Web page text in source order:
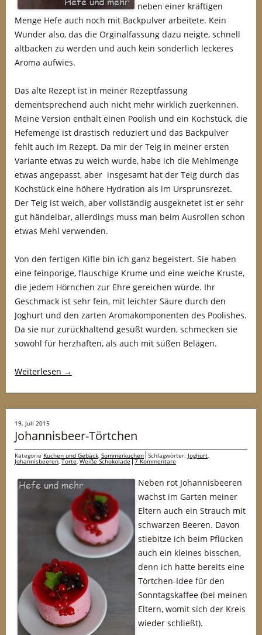
neben einer kräftigen
Menge Hefe auch noch mit Backpulver arbeitete. Kein
Wunder also, das die Orginalfassung dazu neigte, schnell
altbacken zu werden und auch kein sonderlich leckeres
Aroma aufwies.
Das alte Rezept ist in meiner Rezeptfassung
dementsprechend auch nicht mehr wirklich zuerkennen.
Meine Version enthält einen Poolish und ein Kochstück, die
Hefemenge ist drastisch reduziert und das Backpulver
fehlt auch im Rezept. Da mir der Teig in meiner ersten
Variante etwas zu weich wurde, habe ich die Mehlmenge
etwas angepasst, aber insgesamt hat der Teig durch das
Kochstück eine höhere Hydration als im Ursprunsrezet.
Der Teig ist weich, aber vollständig ausgeknetet ist er sehr
gut händelbar, allerdings muss man beim Ausrollen schon
etwas Mehl verwenden.
Von den fertigen Kifle bin ich ganz begeistert. Sie haben
eine feinporige, flauschige Krume und eine weiche Kruste,
die jedem Hörnchen zur Ehre gereichen würde. Ihr
Geschmack ist sehr fein, mit leichter Säure durch den
Joghurt und den zarten Aromakomponenten des Poolishes.
Da sie nur zurückhaltend gesüßt wurden, schmecken sie
sowohl für herzhaften, als auch mit süßen Belägen.
Weiterlesen →
19. Juli 2015
Johannisbeer-Törtchen
Kategorie Kuchen und Gebäck, Sommerkuchen Schlagwörter: Joghurt,
Johannisbeeren,Torte,Weiße Schokolade 7 Kommentare
Neben rot Johannisbeeren
wächst im Garten meiner
Eltern auch ein Strauch mit
schwarzen Beeren. Davon
stiebitze ich beim Pflücken
auch ein kleines bisschen,
denn ich hatte bereits eine
Törtchen-Idee für den
Sonntagskaffee (bei meinen
Eltern, womit sich der Kreis
wieder schließt).